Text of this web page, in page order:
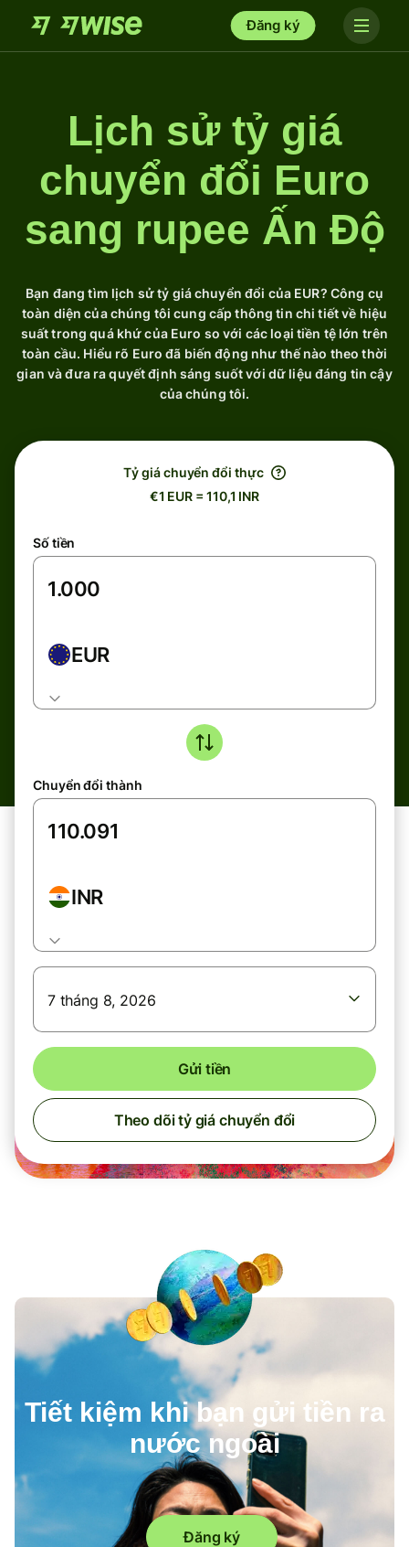
Đăng ký
Lịch sử tỷ giá
chuyển đổi Euro
sang rupee Ấn Độ
Bạn đang tìm lịch sử tỷ giá chuyển đổi của EUR? Công cụ
toàn diện của chúng tôi cung cấp thông tin chi tiết về hiệu
suất trong quá khứ của Euro so với các loại tiền tệ lớn trên
toàn cầu. Hiểu rõ Euro đã biến động như thế nào theo thời
gian và đưa ra quyết định sáng suốt với dữ liệu đáng tin cậy
của chúng tôi.
Tỷ giá chuyển đổi thực
€1 EUR = 110,1 INR
Số tiền
EUR
Chuyển đổi thành
INR
7 tháng 8, 2026
Gửi tiền
Theo dõi tỷ giá chuyển đổi
Tiết kiệm khi bạn gửi tiền ra
nước ngoài
Đăng ký